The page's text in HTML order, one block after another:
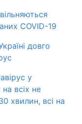
COVID-19
довго
у
всіх не
хвилин, всі на